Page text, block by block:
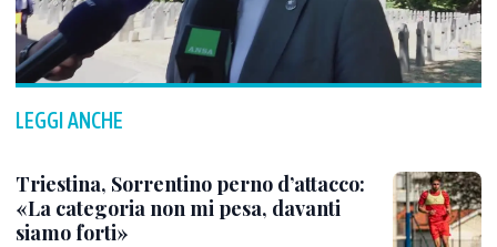
LEGGI ANCHE
Triestina, Sorrentino perno d’attacco:
«La categoria non mi pesa, davanti
siamo forti»